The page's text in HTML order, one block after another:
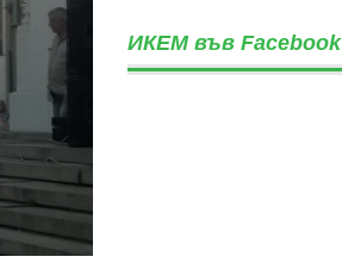
ИКЕМ във Facebook